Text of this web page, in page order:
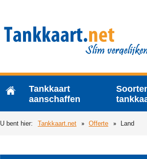
Tankkaart
aanschaffen
U bent hier: Tankkaart.net Offerte Land